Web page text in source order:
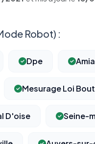
Robot) :
Dpe
Mesurage Loi
D'oise Seine-